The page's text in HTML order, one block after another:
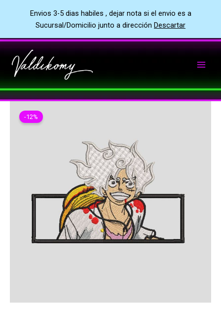
Envios 3-5 dias habiles , dejar nota si el envio es a
Sucursal/Domicilio junto a dirección Descartar
al
contenido
-12%